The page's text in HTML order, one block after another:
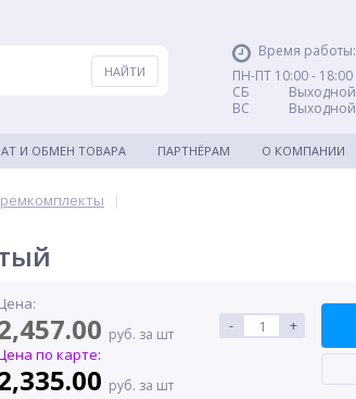
Время работы:
ПН-ПТ 10:00 - 18:00
СБ Выходной
ВС Выходной
И ОБМЕН ТОВАРА ПАРТНЁРАМ О КОМПАНИИ
|
руб. за шт
по карте:
руб. за шт
- +